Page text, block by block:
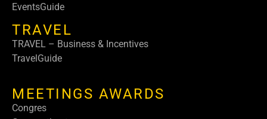
EventsGuide
TRAVEL
TRAVEL – Business & Incentives
TravelGuide
MEETINGS AWARDS
Congres